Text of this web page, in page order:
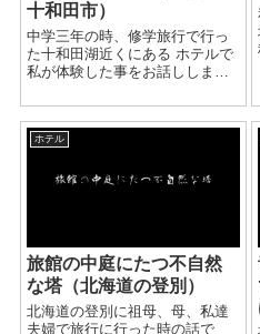
十和田市）
中学三年の時、修学旅行で行っ
た十和田湖近くにある ホテルで
私が体験した事をお話ししま
あり同学年が10人にも満たない
小さなクラスでした。 その日の
宿泊先だったホテルはかなり築
ホテル
旅館の中庭にたつ不自然
な塔（北海道の登別）
北海道の登別に祖母、母、私達
夫婦で旅行に行った時の話で